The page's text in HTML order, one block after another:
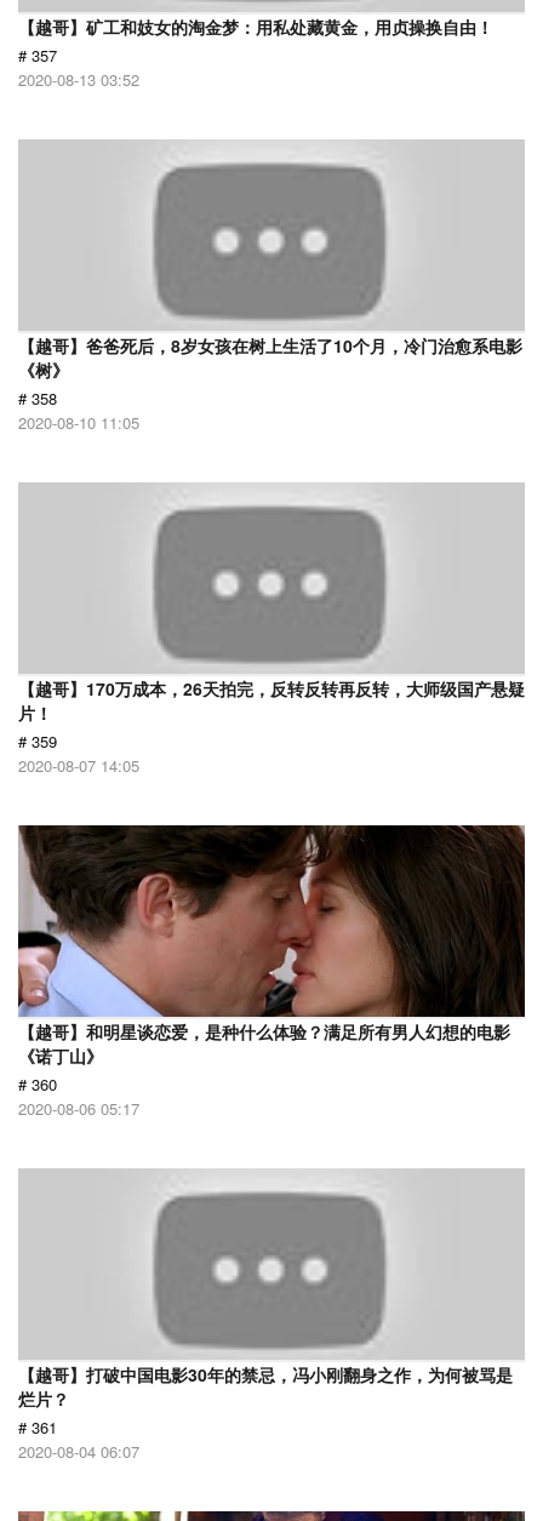
【越哥】矿工和妓女的淘金梦：用私处藏黄金，用贞操换自由！
# 357
2020-08-13 03:52
【越哥】爸爸死后，8岁女孩在树上生活了10个月，冷门治愈系电影
《树》
# 358
2020-08-10 11:05
【越哥】170万成本，26天拍完，反转反转再反转，大师级国产悬疑
片！
# 359
2020-08-07 14:05
【越哥】和明星谈恋爱，是种什么体验？满足所有男人幻想的电影
《诺丁山》
# 360
2020-08-06 05:17
【越哥】打破中国电影30年的禁忌，冯小刚翻身之作，为何被骂是
烂片？
# 361
2020-08-04 06:07